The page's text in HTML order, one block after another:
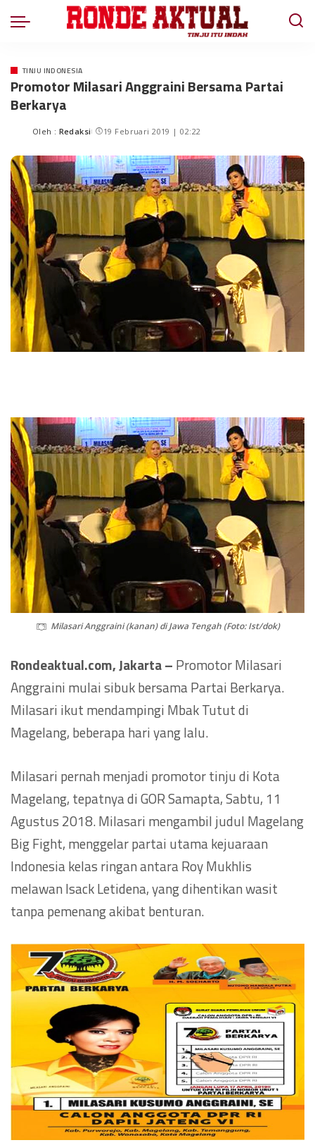
TINJU INDONESIA
Promotor Milasari Anggraini Bersama Partai
Berkarya
Oleh : Redaksi 19 Februari 2019 | 02:22
Milasari Anggraini (kanan) di Jawa Tengah (Foto: Ist/dok)
Rondeaktual.com, Jakarta – Promotor Milasari
Anggraini mulai sibuk bersama Partai Berkarya.
Milasari ikut mendampingi Mbak Tutut di
Magelang, beberapa hari yang lalu.
Milasari pernah menjadi promotor tinju di Kota
Magelang, tepatnya di GOR Samapta, Sabtu, 11
Agustus 2018. Milasari mengambil judul Magelang
Big Fight, menggelar partai utama kejuaraan
Indonesia kelas ringan antara Roy Mukhlis
melawan Isack Letidena, yang dihentikan wasit
tanpa pemenang akibat benturan.